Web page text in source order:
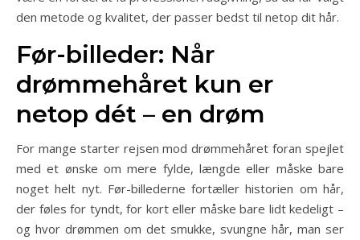
den metode og kvalitet, der passer bedst til netop dit hår.
Før-billeder: Når
drømmehåret kun er
netop dét – en drøm
For mange starter rejsen mod drømmehåret foran spejlet
med et ønske om mere fylde, længde eller måske bare
noget helt nyt. Før-billederne fortæller historien om hår,
der føles for tyndt, for kort eller måske bare lidt kedeligt –
og hvor drømmen om det smukke, svungne hår, man ser